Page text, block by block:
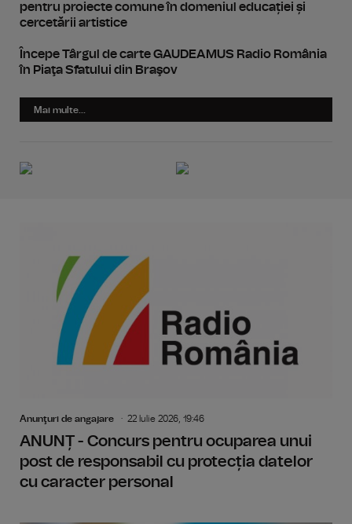
pentru proiecte comune în domeniul educației și
cercetării artistice
Începe Târgul de carte GAUDEAMUS Radio România
în Piaţa Sfatului din Braşov
Mai multe...
Anunţuri de angajare 22 Iulie 2026, 19:46
ANUNȚ - Concurs pentru ocuparea unui
post de responsabil cu protecția datelor
cu caracter personal